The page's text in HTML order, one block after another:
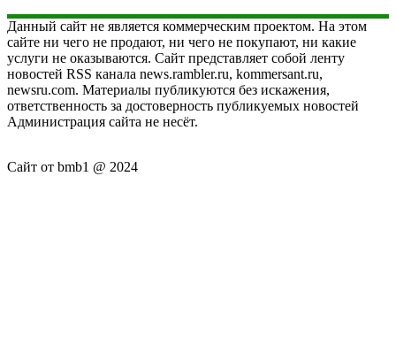
Данный сайт не является коммерческим проектом. На этом
сайте ни чего не продают, ни чего не покупают, ни какие
услуги не оказываются. Сайт представляет собой ленту
новостей RSS канала news.rambler.ru, kommersant.ru,
newsru.com. Материалы публикуются без искажения,
ответственность за достоверность публикуемых новостей
Администрация сайта не несёт.
Сайт от bmb1 @ 2024